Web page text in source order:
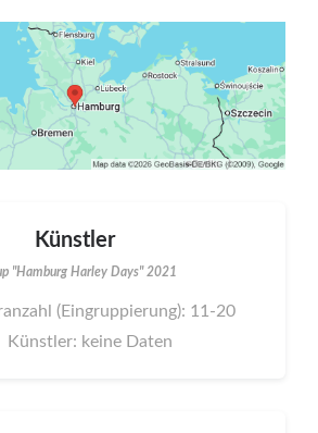
Künstler
"Hamburg Harley Days" 2021
(Eingruppierung): 11-20
Künstler: keine Daten